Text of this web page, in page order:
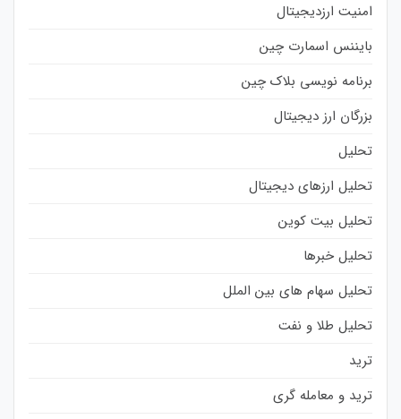
امنیت ارزدیجیتال
بایننس اسمارت چین
برنامه نویسی بلاک چین
بزرگان ارز دیجیتال
تحلیل
تحلیل ارزهای دیجیتال
تحلیل بیت کوین
تحلیل خبرها
تحلیل سهام های بین الملل
تحلیل طلا و نفت
ترید
ترید و معامله گری